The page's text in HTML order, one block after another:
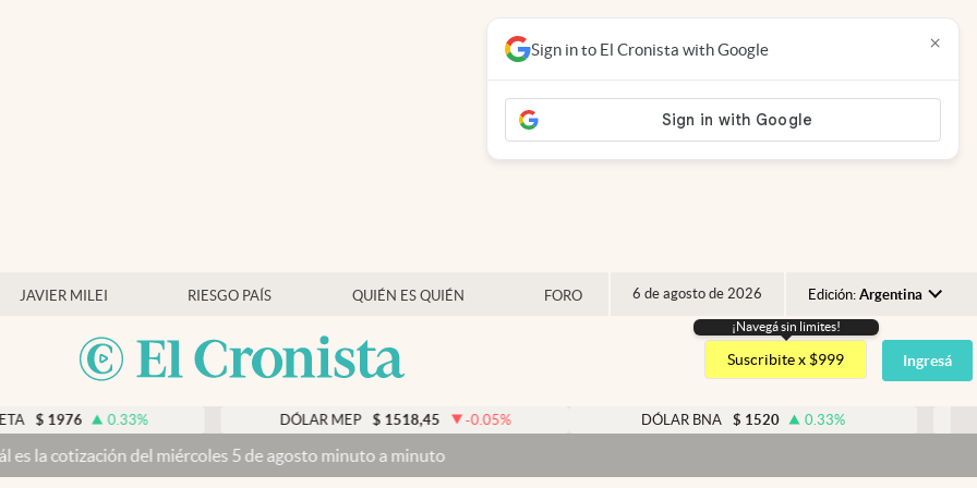
JAVIER MILEI RIESGO PAÍS QUIÉN ES QUIÉN FORO 6 de agosto de 2026 Edición: Argentina
Argentina
España
USA
¡Navegá sin limites!
Suscribite x $999 Ingresá
0.33 % $ 1518,45 -0.05% $ 1520 0.33 %
miércoles 5 de agosto minuto a minuto
Sign in to El Cronista with Google ×